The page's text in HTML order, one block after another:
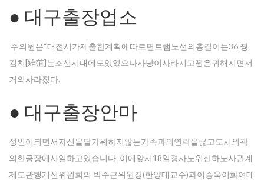
● 대구출장업소
주의원은“대전시가제출한계획에따르면트램노선의총길이는36.꿩
김치[雉菹]는조선시대에도있었으나사냥이사라지고꿩은귀해지면서
거의사라졌다.
● 대구출장안마
성인이되면서자신을달가워하지않는가족과의연락을끊고도시외곽
의한공장에서일하고있습니다. 이에앞서18일경사노위산하노사관계
제도관행개선위원회의 박수근위원장(한양대교수)과이승욱이화여대